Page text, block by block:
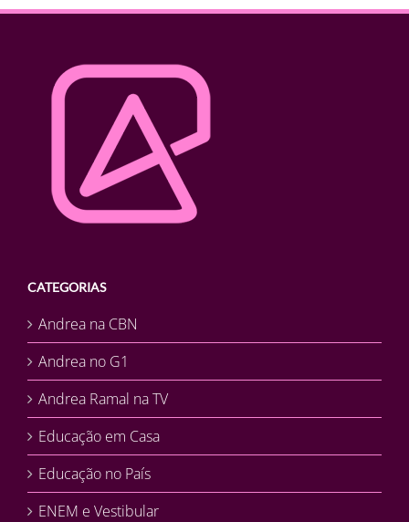
CATEGORIAS
Andrea na CBN
Andrea no G1
Andrea Ramal na TV
Educação em Casa
Educação no País
ENEM e Vestibular